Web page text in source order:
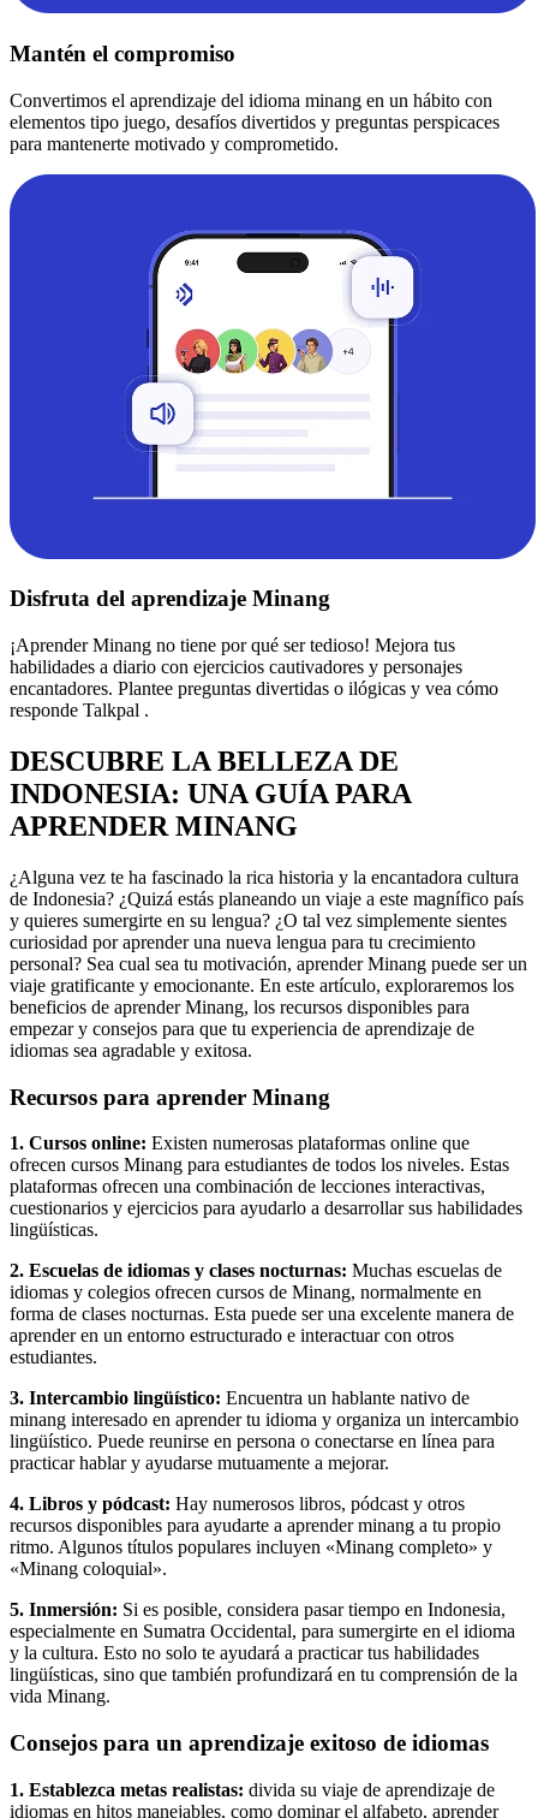
Mantén el compromiso
Convertimos el aprendizaje del idioma minang en un hábito con
elementos tipo juego, desafíos divertidos y preguntas perspicaces
para mantenerte motivado y comprometido.
Disfruta del aprendizaje Minang
¡Aprender Minang no tiene por qué ser tedioso! Mejora tus
habilidades a diario con ejercicios cautivadores y personajes
encantadores. Plantee preguntas divertidas o ilógicas y vea cómo
responde Talkpal .
DESCUBRE LA BELLEZA DE
INDONESIA: UNA GUÍA PARA
APRENDER MINANG
¿Alguna vez te ha fascinado la rica historia y la encantadora cultura
de Indonesia? ¿Quizá estás planeando un viaje a este magnífico país
y quieres sumergirte en su lengua? ¿O tal vez simplemente sientes
curiosidad por aprender una nueva lengua para tu crecimiento
personal? Sea cual sea tu motivación, aprender Minang puede ser un
viaje gratificante y emocionante. En este artículo, exploraremos los
beneficios de aprender Minang, los recursos disponibles para
empezar y consejos para que tu experiencia de aprendizaje de
idiomas sea agradable y exitosa.
Recursos para aprender Minang
1. Cursos online: Existen numerosas plataformas online que
ofrecen cursos Minang para estudiantes de todos los niveles. Estas
plataformas ofrecen una combinación de lecciones interactivas,
cuestionarios y ejercicios para ayudarlo a desarrollar sus habilidades
lingüísticas.
2. Escuelas de idiomas y clases nocturnas: Muchas escuelas de
idiomas y colegios ofrecen cursos de Minang, normalmente en
forma de clases nocturnas. Esta puede ser una excelente manera de
aprender en un entorno estructurado e interactuar con otros
estudiantes.
3. Intercambio lingüístico: Encuentra un hablante nativo de
minang interesado en aprender tu idioma y organiza un intercambio
lingüístico. Puede reunirse en persona o conectarse en línea para
practicar hablar y ayudarse mutuamente a mejorar.
4. Libros y pódcast: Hay numerosos libros, pódcast y otros
recursos disponibles para ayudarte a aprender minang a tu propio
ritmo. Algunos títulos populares incluyen «Minang completo» y
«Minang coloquial».
5. Inmersión: Si es posible, considera pasar tiempo en Indonesia,
especialmente en Sumatra Occidental, para sumergirte en el idioma
y la cultura. Esto no solo te ayudará a practicar tus habilidades
lingüísticas, sino que también profundizará en tu comprensión de la
vida Minang.
Consejos para un aprendizaje exitoso de idiomas
1. Establezca metas realistas: divida su viaje de aprendizaje de
idiomas en hitos manejables, como dominar el alfabeto, aprender